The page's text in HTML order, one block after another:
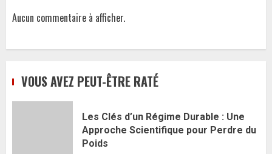
Aucun commentaire à afficher.
VOUS AVEZ PEUT-ÊTRE RATÉ
Les Clés d’un Régime Durable : Une
Approche Scientifique pour Perdre du
Poids